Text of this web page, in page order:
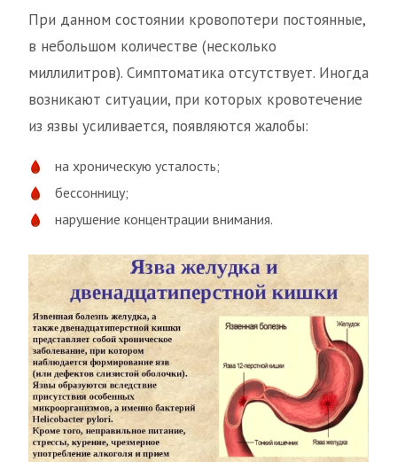
При данном состоянии кровопотери постоянные,
в небольшом количестве (несколько
миллилитров). Симптоматика отсутствует. Иногда
возникают ситуации, при которых кровотечение
из язвы усиливается, появляются жалобы:
на хроническую усталость;
бессонницу;
нарушение концентрации внимания.